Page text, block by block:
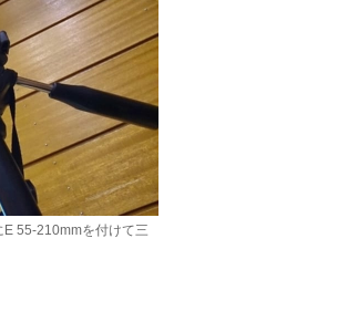
55-210mmを付けて三